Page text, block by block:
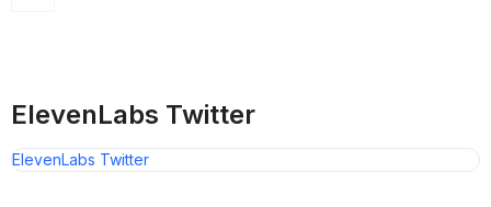
ElevenLabs Twitter
ElevenLabs Twitter